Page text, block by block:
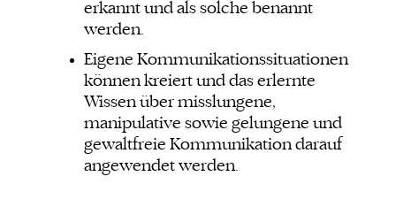
erkannt und als solche benannt
werden.
Eigene Kommunikationssituationen
können kreiert und das erlernte
Wissen über misslungene,
manipulative sowie gelungene und
gewaltfreie Kommunikation darauf
angewendet werden.